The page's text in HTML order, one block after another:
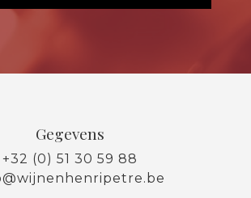
Gegevens
+32 (0) 51 30 59 88